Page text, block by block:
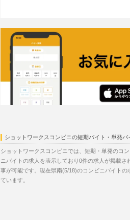
ショットワークスコンビニの短期バイト・単発バ
ショットワークスコンビニでは、短期・単発のコ
ニバイトの求人を表示しており0件の求人が掲載
事が可能です。現在県南(5/18)のコンビニバイトの
ています。